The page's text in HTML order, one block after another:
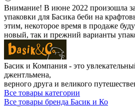
Внимание! В июне 2022 произошла
упаковки для Басика беби на
этим, некоторое время в продаже
новый, так и прежний варианты
Басик и Компания - это
джентльмена,
верного друга и великого
Все товары категории
Все товары бренда Басик и Ко